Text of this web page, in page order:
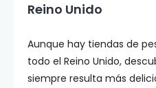
Reino Unido
Aunque hay tiendas de
todo el Reino Unido,
siempre resulta más